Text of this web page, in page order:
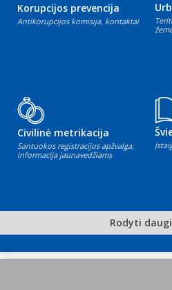
Korupcijos prevencija
Antikorupcijos komisija, kontaktai
Civilinė metrikacija
Santuokos registracijos apžvalga,
informacija jaunavedžiams
Rodyti